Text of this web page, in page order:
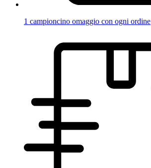
1 campioncino omaggio con ogni ordine